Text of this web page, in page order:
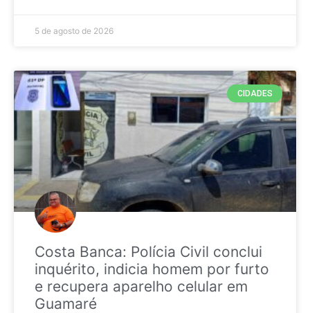
5 de agosto de 2026
CIDADES
Costa Banca: Polícia Civil conclui
inquérito, indicia homem por furto
e recupera aparelho celular em
Guamaré